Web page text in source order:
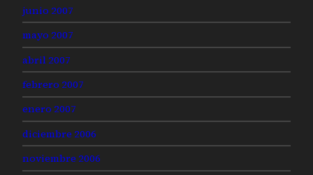
junio 2007
mayo 2007
abril 2007
febrero 2007
enero 2007
diciembre 2006
noviembre 2006